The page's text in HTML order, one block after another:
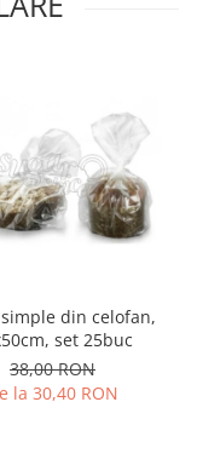
din celofan,
set 25buc
38,00 RON
la 30,40 RON